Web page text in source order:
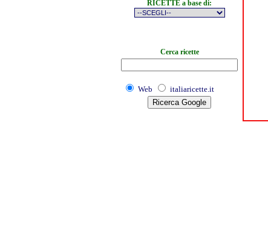
RICETTE a base di:
Cerca ricette
Web italiaricette.it